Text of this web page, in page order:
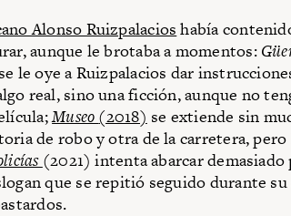
Alonso Ruizpalacios había
aunque le brotaba a momentos:
le oye a Ruizpalacios dar
real, sino una ficción, aunque no
Museo (2018) se extiende sin
de robo y otra de la carretera,
(2021) intenta abarcar demasiado
que se repitió seguido durante